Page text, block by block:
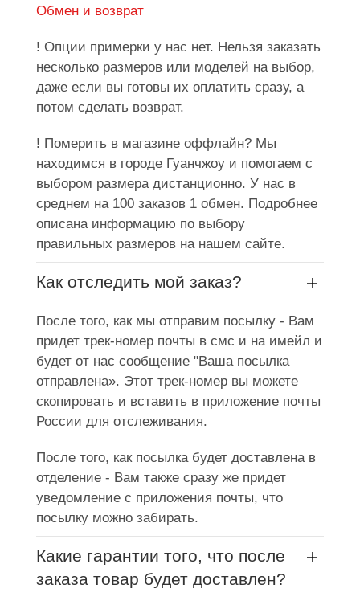
Обмен и возврат
! Опции примерки у нас нет. Нельзя заказать
несколько размеров или моделей на выбор,
даже если вы готовы их оплатить сразу, а
потом сделать возврат.
! Померить в магазине оффлайн? Мы
находимся в городе Гуанчжоу и помогаем с
выбором размера дистанционно. У нас в
среднем на 100 заказов 1 обмен. Подробнее
описана информацию по выбору
правильных размеров на нашем сайте.
Как отследить мой заказ?
После того, как мы отправим посылку - Вам
придет трек-номер почты в смс и на имейл и
будет от нас сообщение "Ваша посылка
отправлена». Этот трек-номер вы можете
скопировать и вставить в приложение почты
России для отслеживания.
После того, как посылка будет доставлена в
отделение - Вам также сразу же придет
уведомление с приложения почты, что
посылку можно забирать.
Какие гарантии того, что после
заказа товар будет доставлен?